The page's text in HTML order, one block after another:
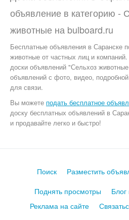
объявление в категорию -
животные на bulboard.ru
Бесплатные объявления в Саранске
животные от частных лиц и
доски объявлений "Сельхоз
объявлений с фото, видео,
для связи.
Вы можете подать бесплатное
доску бесплатных объявлений в
и продавайте легко и быстро!
Поиск Разместить
Поднять просмотры Блог
Реклама на сайте